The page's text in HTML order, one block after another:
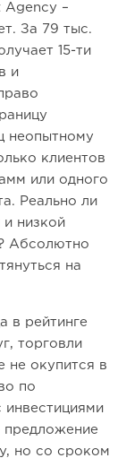
Agency –
За 79 тыс.
15-ти
и
неопытному
клиентов
или одного
Реально ли
низкой
Абсолютно
на
в рейтинге
торговли
не окупится в
по
предложение
но со сроком